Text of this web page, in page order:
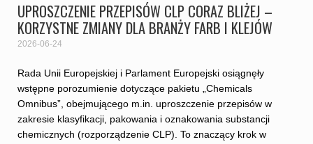
UPROSZCZENIE PRZEPISÓW CLP CORAZ BLIŻEJ –
KORZYSTNE ZMIANY DLA BRANŻY FARB I KLEJÓW
2026-06-24
Rada Unii Europejskiej i Parlament Europejski osiągnęły
wstępne porozumienie dotyczące pakietu „Chemicals
Omnibus”, obejmującego m.in. uproszczenie przepisów w
zakresie klasyfikacji, pakowania i oznakowania substancji
chemicznych (rozporządzenie CLP). To znaczący krok w